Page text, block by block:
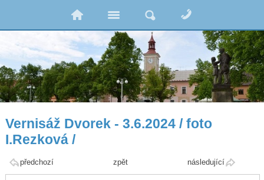
Vernisáž Dvorek - 3.6.2024 / foto
I.Rezková /
předchozí následující
zpět